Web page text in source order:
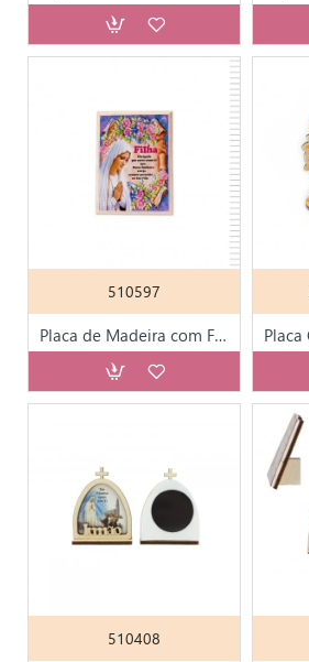
510597
Placa de Madeira com Fátima e Flores 19*15
510408